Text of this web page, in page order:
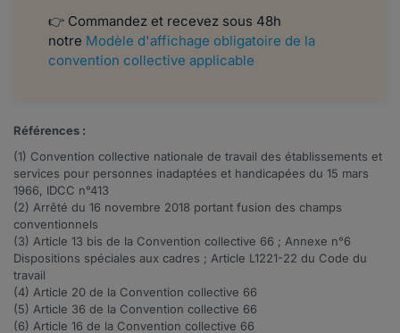
👉 Commandez et recevez sous 48h
notre Modèle d'affichage obligatoire de la
convention collective applicable
Références :
(1) Convention collective nationale de travail des établissements et
services pour personnes inadaptées et handicapées du 15 mars
1966, IDCC n°413
(2) Arrêté du 16 novembre 2018 portant fusion des champs
conventionnels
(3) Article 13 bis de la Convention collective 66 ; Annexe n°6
Dispositions spéciales aux cadres ; Article L1221-22 du Code du
travail
(4) Article 20 de la Convention collective 66
(5) Article 36 de la Convention collective 66
(6) Article 16 de la Convention collective 66